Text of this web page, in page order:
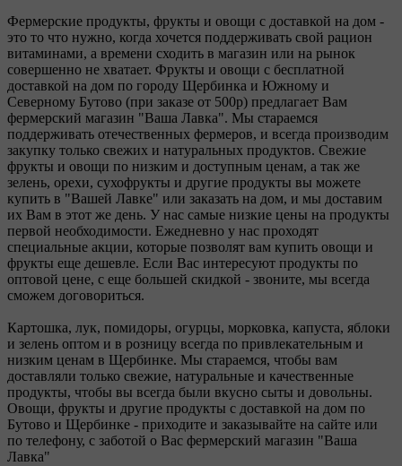
Фермерские продукты, фрукты и овощи с доставкой на дом -
это то что нужно, когда хочется поддерживать свой рацион
витаминами, а времени сходить в магазин или на рынок
совершенно не хватает. Фрукты и овощи с бесплатной
доставкой на дом по городу Щербинка и Южному и
Северному Бутово (при заказе от 500р) предлагает Вам
фермерский магазин "Ваша Лавка". Мы стараемся
поддерживать отечественных фермеров, и всегда производим
закупку только свежих и натуральных продуктов. Свежие
фрукты и овощи по низким и доступным ценам, а так же
зелень, орехи, сухофрукты и другие продукты вы можете
купить в "Вашей Лавке" или заказать на дом, и мы доставим
их Вам в этот же день. У нас самые низкие цены на продукты
первой необходимости. Ежедневно у нас проходят
специальные акции, которые позволят вам купить овощи и
фрукты еще дешевле. Если Вас интересуют продукты по
оптовой цене, с еще большей скидкой - звоните, мы всегда
сможем договориться.
Картошка, лук, помидоры, огурцы, морковка, капуста, яблоки
и зелень оптом и в розницу всегда по привлекательным и
низким ценам в Щербинке. Мы стараемся, чтобы вам
доставляли только свежие, натуральные и качественные
продукты, чтобы вы всегда были вкусно сыты и довольны.
Овощи, фрукты и другие продукты с доставкой на дом по
Бутово и Щербинке - приходите и заказывайте на сайте или
по телефону, с заботой о Вас фермерский магазин "Ваша
Лавка"